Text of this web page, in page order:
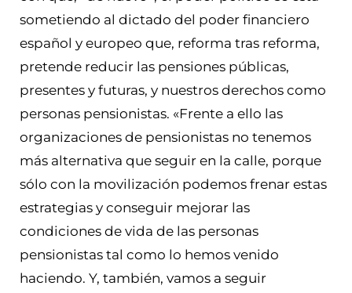
sometiendo al dictado del poder financiero
español y europeo que, reforma tras reforma,
pretende reducir las pensiones públicas,
presentes y futuras, y nuestros derechos como
personas pensionistas. «Frente a ello las
organizaciones de pensionistas no tenemos
más alternativa que seguir en la calle, porque
sólo con la movilización podemos frenar estas
estrategias y conseguir mejorar las
condiciones de vida de las personas
pensionistas tal como lo hemos venido
haciendo. Y, también, vamos a seguir